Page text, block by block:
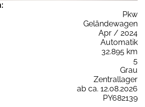
Pkw
Geländewagen
Apr / 2024
Automatik
32.895 km
5
Grau
Zentrallager
ab ca. 12.08.2026
PY682139